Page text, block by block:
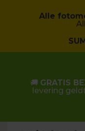
Alle
🚚 GRATIS
levering